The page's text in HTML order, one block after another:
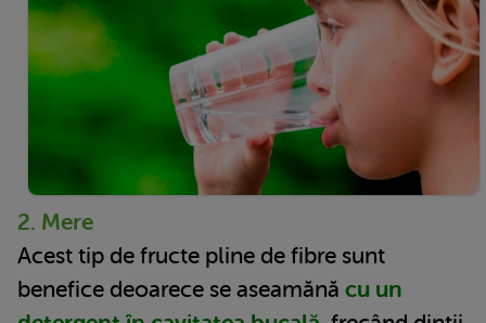
2. Mere
Acest tip de fructe pline de fibre sunt
benefice deoarece se aseamănă cu un